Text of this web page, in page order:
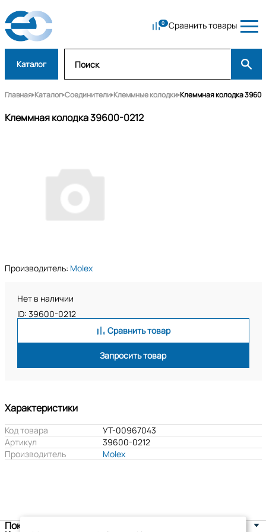
Сравнить товары
Каталог
Главная Каталог Соединители Клеммные колодки Клеммная колодка
Клеммная колодка 39600-0212
Производитель: Molex
Нет в наличии
ID: 39600-0212
Сравнить товар
Запросить товар
Характеристики
Код товара
УТ-00967043
Артикул
39600-0212
Производитель
Molex
Покупателям